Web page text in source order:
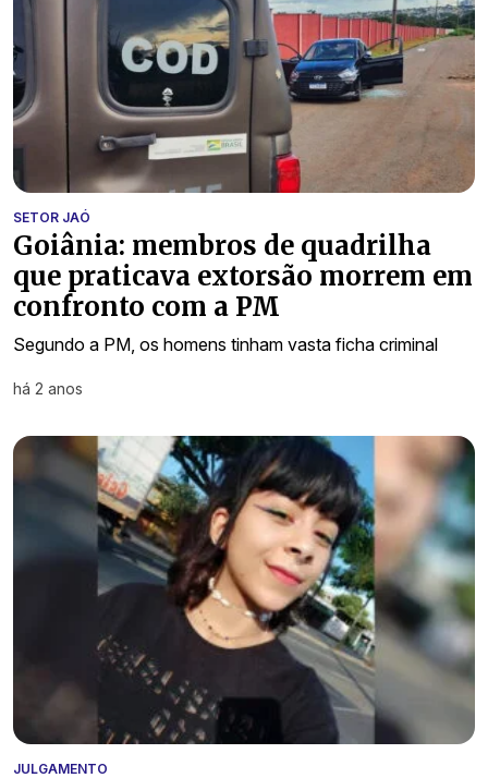
SETOR JAÓ
Goiânia: membros de quadrilha
que praticava extorsão morrem em
confronto com a PM
Segundo a PM, os homens tinham vasta ficha criminal
há 2 anos
JULGAMENTO